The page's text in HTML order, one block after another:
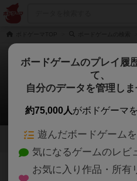
ヘル
カラスさん
4
670名 6名 0 1年以
ボードゲームのプレイ履
て、
自分のデータを管理しま
約75,000人がボドゲーマ
遊んだボードゲーム
気になるゲームのレビ
お気に入り作品・所有